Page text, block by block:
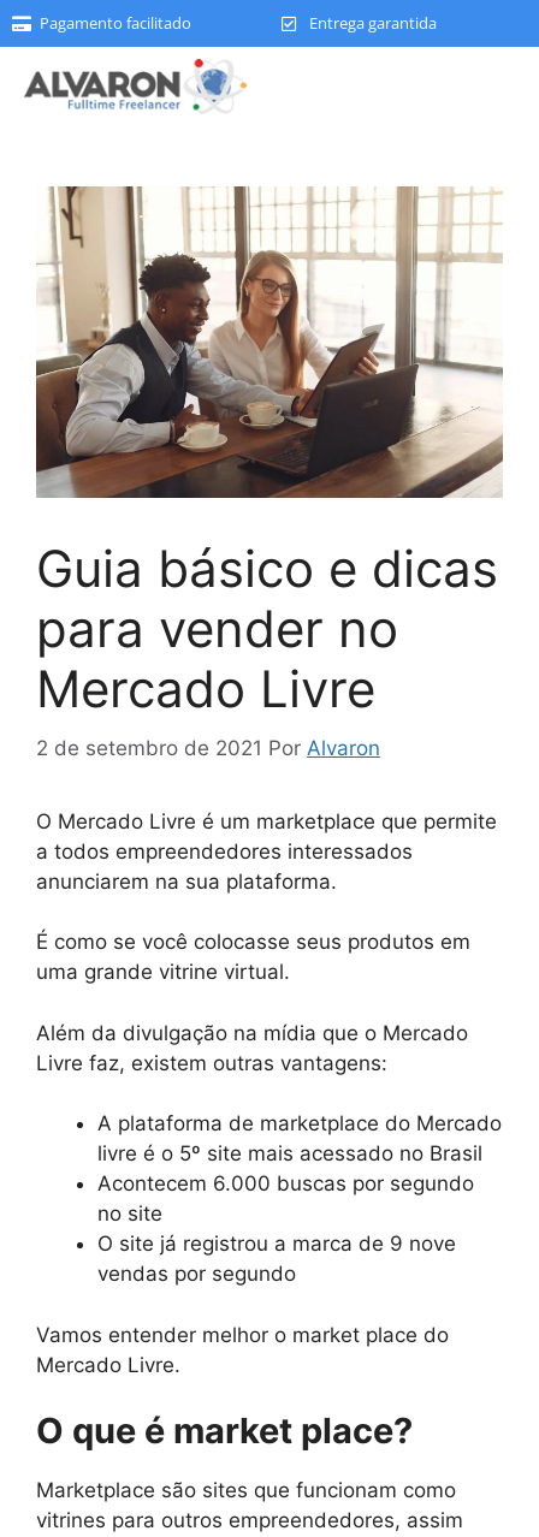
Pagamento facilitado Entrega garantida
Guia básico e dicas
para vender no
Mercado Livre
2 de setembro de 2021 Por Alvaron
O Mercado Livre é um marketplace que permite
a todos empreendedores interessados
anunciarem na sua plataforma.
É como se você colocasse seus produtos em
uma grande vitrine virtual.
Além da divulgação na mídia que o Mercado
Livre faz, existem outras vantagens:
A plataforma de marketplace do Mercado
livre é o 5º site mais acessado no Brasil
Acontecem 6.000 buscas por segundo
no site
O site já registrou a marca de 9 nove
vendas por segundo
Vamos entender melhor o market place do
Mercado Livre.
O que é market place?
Marketplace são sites que funcionam como
vitrines para outros empreendedores, assim